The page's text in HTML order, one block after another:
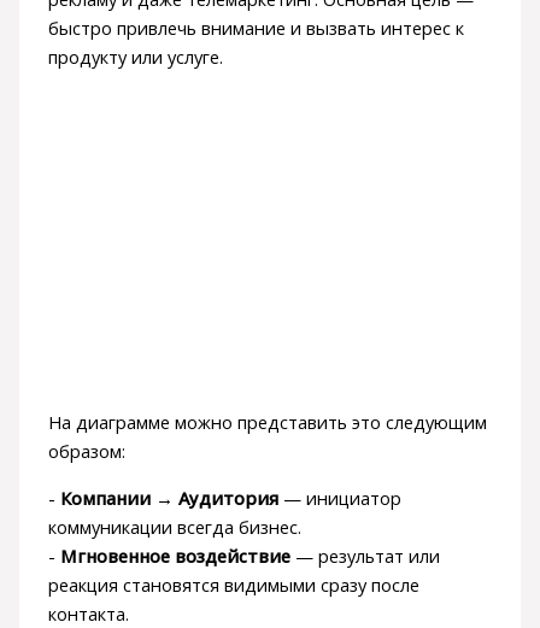
быстро привлечь внимание и вызвать интерес к
продукту или услуге.
На диаграмме можно представить это следующим
образом:
- Компании → Аудитория— инициатор
коммуникации всегда бизнес.
- Мгновенное воздействие— результат или
реакция становятся видимыми сразу после
контакта.